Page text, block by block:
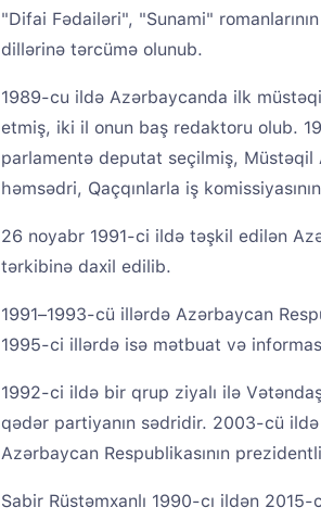
"Difai Fədailəri", "Sunami"
dillərinə tərcümə olunub.
1989-cu ildə Azərbaycanda ilk
etmiş, iki il onun baş redaktoru olub.
parlamentə deputat seçilmiş, Müstəqil
həmsədri, Qaçqınlarla iş
26 noyabr 1991-ci ildə təşkil edilən
tərkibinə daxil edilib.
1991–1993-cü illərdə Azərbaycan
1995-ci illərdə isə mətbuat və
1992-ci ildə bir qrup ziyalı ilə
qədər partiyanın sədridir. 2003-cü
Azərbaycan Respublikasının
Sabir Rüstəmxanlı 1990-cı ildən